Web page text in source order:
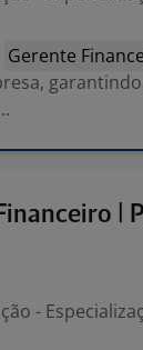
Gerente
|
-